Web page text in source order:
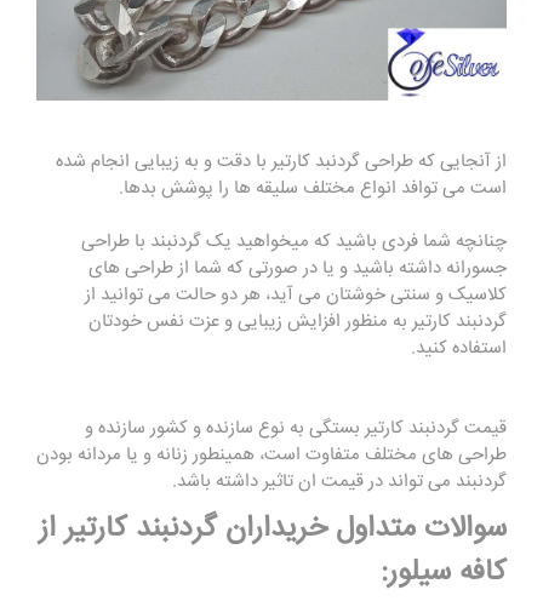
از آنجایی که طراحی گردنبد کارتیر با دقت و به زیبایی انجام شده
است می توافد انواع مختلف سلیقه ها را پوشش بدها.
چنانچه شما فردی باشید که میخواهید یک گردنبند با طراحی
جسورانه داشته باشید و یا در صورتی که شما از طراحی های
کلاسیک و سنتی خوشتان می آید، هر دو حالت می توانید از
گردنبند کارتیر به منظور افزایش زیبایی و عزت نفس خودتان
استفاده کنید.
قیمت گردنبند کارتیر بستگی به نوع سازنده و کشور سازنده و
طراحی های مختلف متفاوت است، همینطور زنانه و یا مردانه بودن
گردنبند می تواند در قیمت ان تاثیر داشته باشد.
سوالات متداول خریداران گردنبند کارتیر از
کافه سیلور: